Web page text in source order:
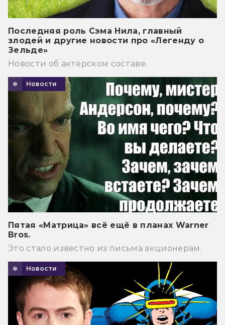
Последняя роль Сэма Нила, главный
злодей и другие новости про «Легенду о
Зельде»
Новости об актёрском составе.
Новости
Пятая «Матрица» всё ещё в планах Warner
Bros.
Это стало известно из письма акционерам.
Новости